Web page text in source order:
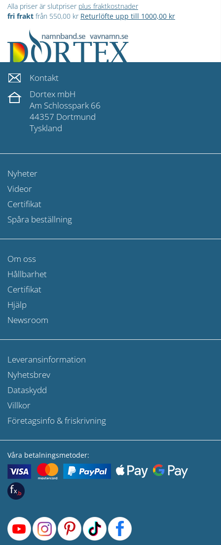
Alla priser är slutpriser plus fraktkostnader
fri frakt från 550,00 kr Returlöfte upp till 1000,00 kr
Kontakt
Dortex mbH
Am Schlosspark 66
44357 Dortmund
Tyskland
Nyheter
Videor
Certifikat
Spåra beställning
Om oss
Hållbarhet
Certifikat
Hjälp
Newsroom
Leveransinformation
Nyhetsbrev
Dataskydd
Villkor
Företagsinfo & friskrivning
Våra betalningsmetoder: